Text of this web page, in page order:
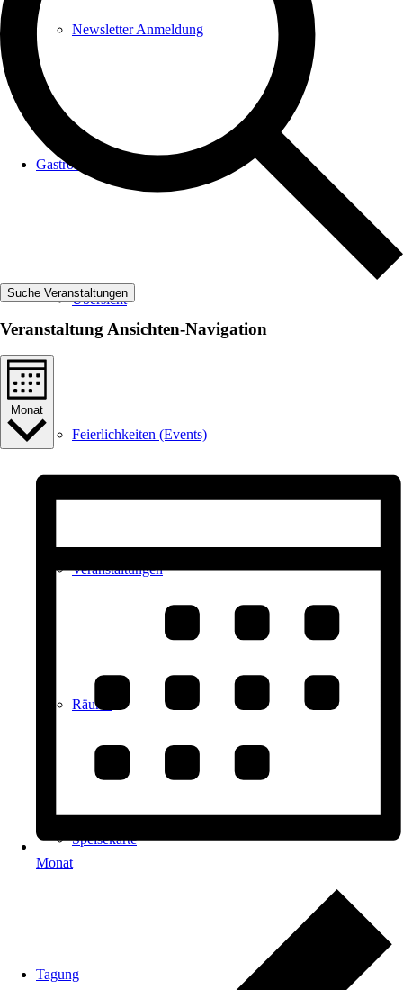
Newsletter Anmeldung
Gastronomie
Übersicht
Feierlichkeiten (Events)
Veranstaltungen
Räume
Speisekarte
Tagung
Suche Veranstaltungen
Veranstaltung Ansichten-Navigation
Monat
Monat